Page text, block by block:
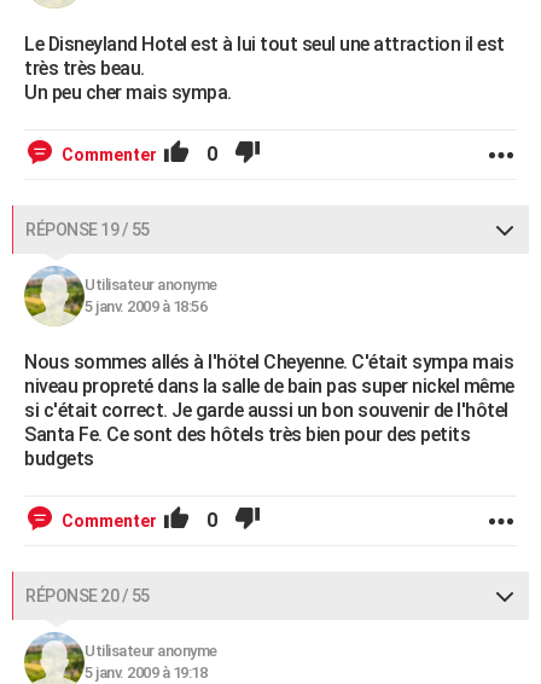
Le Disneyland Hotel est à lui tout seul une attraction il est
très très beau.
Un peu cher mais sympa.
Commenter 0
RÉPONSE 19 / 55
Utilisateur anonyme
5 janv. 2009 à 18:56
Nous sommes allés à l'hötel Cheyenne. C'était sympa mais
niveau propreté dans la salle de bain pas super nickel même
si c'était correct. Je garde aussi un bon souvenir de l'hôtel
Santa Fe. Ce sont des hôtels très bien pour des petits
budgets
Commenter 0
RÉPONSE 20 / 55
Utilisateur anonyme
5 janv. 2009 à 19:18